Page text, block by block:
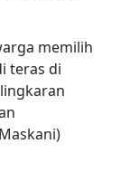
memilih
teras di